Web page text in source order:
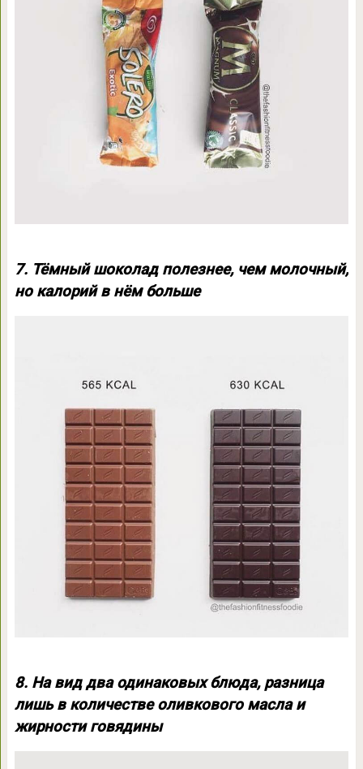
7. Тёмный шоколад полезнее, чем молочный,
но калорий в нём больше
8. На вид два одинаковых блюда, разница
лишь в количестве оливкового масла и
жирности говядины